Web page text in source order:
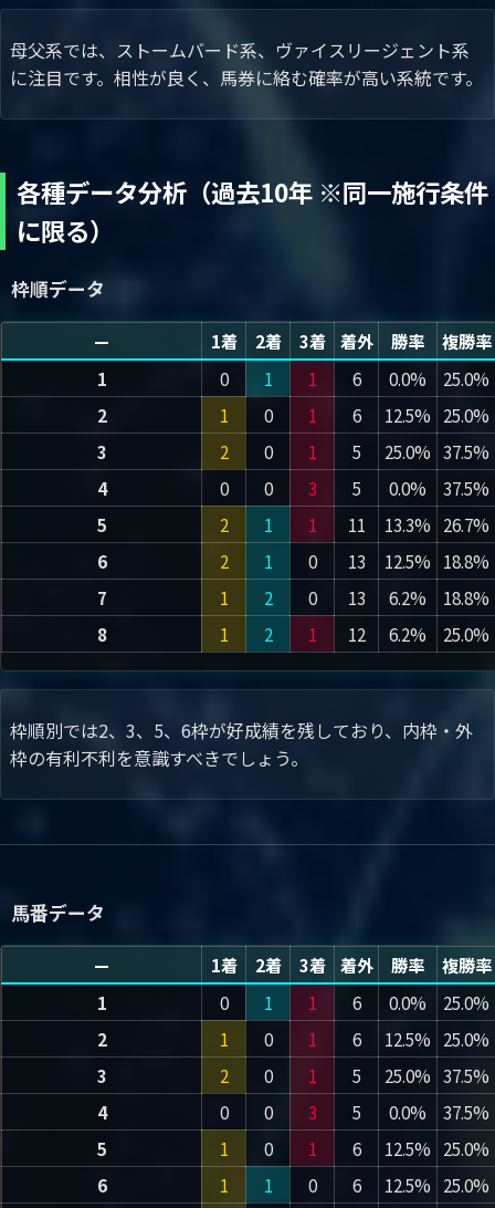
母父系では、ストームバード系、ヴァイスリージェント系
に注目です。相性が良く、馬券に絡む確率が高い系統です。
各種データ分析（過去10年 ※同一施行条件
に限る）
枠順データ
— 1着 2着 3着 着外 勝率
複勝率
1
0 1 1 6 0.0%
25.0%
2
1 0 1 6 12.5% 25.0%
3
2 0 1 5 25.0% 37.5%
4
0 0 3 5 0.0%
37.5%
5
2 1 1 11 13.3% 26.7%
6
2 1 0 13 12.5% 18.8%
7
1 2 0 13 6.2%
18.8%
8
1 2 1 12 6.2% 25.0%
枠順別では2、3、5、6枠が好成績を残しており、内枠・外
枠の有利不利を意識すべきでしょう。
馬番データ
— 1着 2着 3着 着外 勝率
複勝率
1
0 1 1 6 0.0%
25.0%
2
1 0 1 6 12.5% 25.0%
3
2 0 1 5 25.0% 37.5%
4
0 0 3 5 0.0%
37.5%
5
1 0 1 6 12.5% 25.0%
6
1 1 0 6 12.5% 25.0%